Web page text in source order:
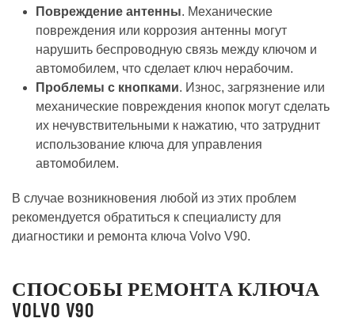
Повреждение антенны. Механические
повреждения или коррозия антенны могут
нарушить беспроводную связь между ключом и
автомобилем, что сделает ключ нерабочим.
Проблемы с кнопками. Износ, загрязнение или
механические повреждения кнопок могут сделать
их нечувствительными к нажатию, что затруднит
использование ключа для управления
автомобилем.
В случае возникновения любой из этих проблем
рекомендуется обратиться к специалисту для
диагностики и ремонта ключа Volvo V90.
СПОСОБЫ РЕМОНТА КЛЮЧА
VOLVO V90